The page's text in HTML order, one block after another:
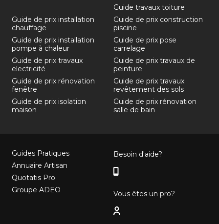
Guide travaux toiture
Guide de prix installation
chauffage
Guide de prix installation
pompe à chaleur
Guide de prix travaux
electricité
Guide de prix rénovation
fenêtre
Guide de prix isolation
maison
Guide de prix construction
piscine
Guide de prix pose
carrelage
Guide de prix travaux de
peinture
Guide de prix travaux
revêtement des sols
Guide de prix rénovation
salle de bain
Guides Pratiques
Annuaire Artisan
Quotatis Pro
Groupe ADEO
Besoin d'aide?
Vous êtes un pro?